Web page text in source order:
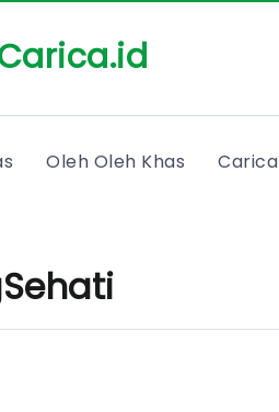
Oleh Oleh Khas Carica